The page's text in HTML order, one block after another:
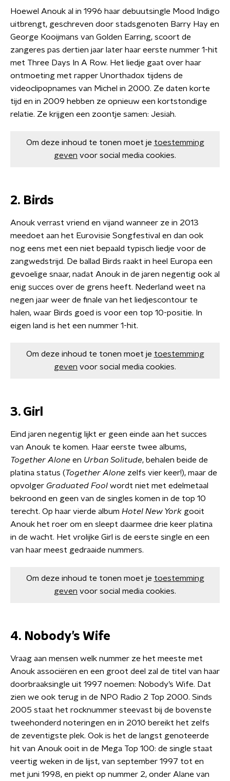
Hoewel Anouk al in 1996 haar debuutsingle Mood Indigo
uitbrengt, geschreven door stadsgenoten Barry Hay en
George Kooijmans van Golden Earring, scoort de
zangeres pas dertien jaar later haar eerste nummer 1-hit
met Three Days In A Row. Het liedje gaat over haar
ontmoeting met rapper Unorthadox tijdens de
videoclipopnames van Michel in 2000. Ze daten korte
tijd en in 2009 hebben ze opnieuw een kortstondige
relatie. Ze krijgen een zoontje samen: Jesiah.
Om deze inhoud te tonen moet je toestemming
geven voor social media cookies.
2. Birds
Anouk verrast vriend en vijand wanneer ze in 2013
meedoet aan het Eurovisie Songfestival en dan ook
nog eens met een niet bepaald typisch liedje voor de
zangwedstrijd. De ballad Birds raakt in heel Europa een
gevoelige snaar, nadat Anouk in de jaren negentig ook al
enig succes over de grens heeft. Nederland weet na
negen jaar weer de finale van het liedjescontour te
halen, waar Birds goed is voor een top 10-positie. In
eigen land is het een nummer 1-hit.
Om deze inhoud te tonen moet je toestemming
geven voor social media cookies.
3. Girl
Eind jaren negentig lijkt er geen einde aan het succes
van Anouk te komen. Haar eerste twee albums,
Together Alone en Urban Solitude, behalen beide de
platina status (Together Alone zelfs vier keer!), maar de
opvolger Graduated Fool wordt niet met edelmetaal
bekroond en geen van de singles komen in de top 10
terecht. Op haar vierde album Hotel New York gooit
Anouk het roer om en sleept daarmee drie keer platina
in de wacht. Het vrolijke Girl is de eerste single en een
van haar meest gedraaide nummers.
Om deze inhoud te tonen moet je toestemming
geven voor social media cookies.
4. Nobody’s Wife
Vraag aan mensen welk nummer ze het meeste met
Anouk associëren en een groot deel zal de titel van haar
doorbraaksingle uit 1997 noemen: Nobody’s Wife. Dat
zien we ook terug in de NPO Radio 2 Top 2000. Sinds
2005 staat het rocknummer steevast bij de bovenste
tweehonderd noteringen en in 2010 bereikt het zelfs
de zeventigste plek. Ook is het de langst genoteerde
hit van Anouk ooit in de Mega Top 100: de single staat
veertig weken in de lijst, van september 1997 tot en
met juni 1998, en piekt op nummer 2, onder Alane van